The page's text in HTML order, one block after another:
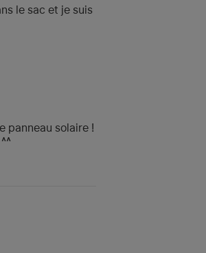
le sac et je suis
panneau solaire !